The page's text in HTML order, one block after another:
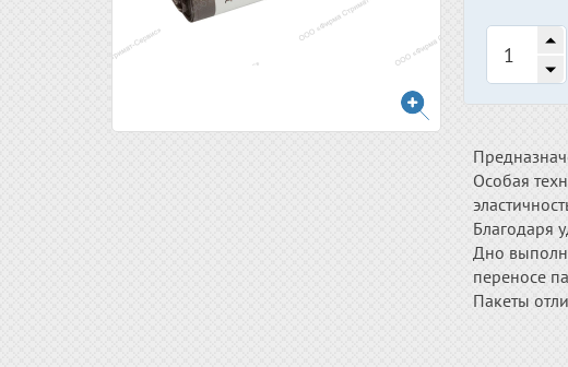
Особая
Благодаря
Дно
переносе
Пакеты